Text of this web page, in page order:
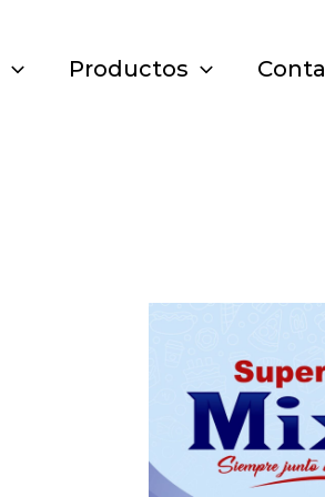
Productos